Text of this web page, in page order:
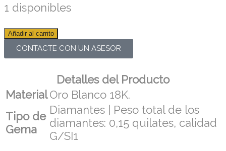
1 disponibles
Añadir al carrito
CONTACTE CON UN ASESOR
Detalles del Producto
MaterialOro Blanco 18K.
Tipo de
Gema
Diamantes | Peso total de los
diamantes: 0,15 quilates, calidad
G/SI1